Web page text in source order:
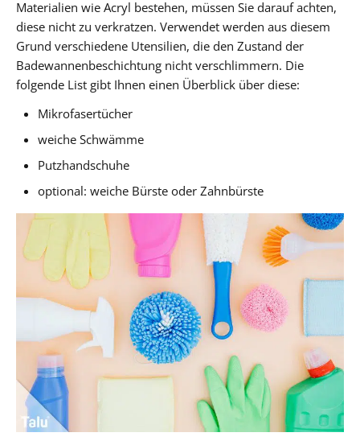
Materialien wie Acryl bestehen, müssen Sie darauf achten,
diese nicht zu verkratzen. Verwendet werden aus diesem
Grund verschiedene Utensilien, die den Zustand der
Badewannenbeschichtung nicht verschlimmern. Die
folgende List gibt Ihnen einen Überblick über diese:
Mikrofasertücher
weiche Schwämme
Putzhandschuhe
optional: weiche Bürste oder Zahnbürste